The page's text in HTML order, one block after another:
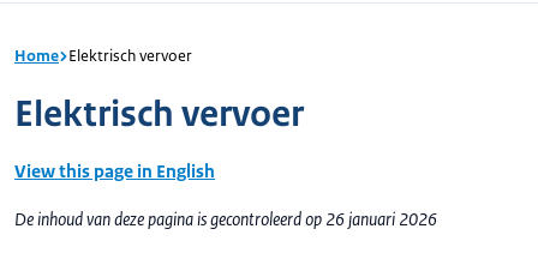
Home Elektrisch vervoer
Elektrisch vervoer
View this page in English
De inhoud van deze pagina is gecontroleerd op 26 januari 2026